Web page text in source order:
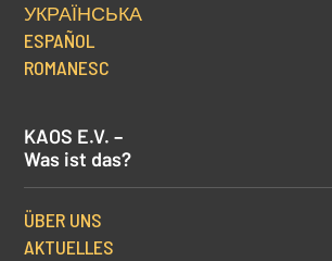
УКРАЇНСЬКА
ESPAÑOL
ROMANESC
KAOS E.V. –
Was ist das?
ÜBER UNS
AKTUELLES